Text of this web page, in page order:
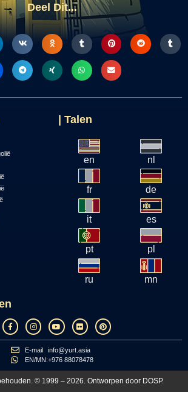
Deel Dit...
| Talen
en nl
fr de
it es
pt pl
ru mn
E-mail
EN/MN:
info@yurt.asia
+976 88078478
© 1999 – 2026. Ontworpen door DOSP.